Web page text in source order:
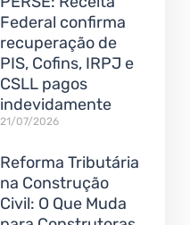
Federal confirma
recuperação de
PIS, Cofins, IRPJ e
CSLL pagos
indevidamente
21/07/2026
Reforma Tributária
na Construção
Civil: O Que Muda